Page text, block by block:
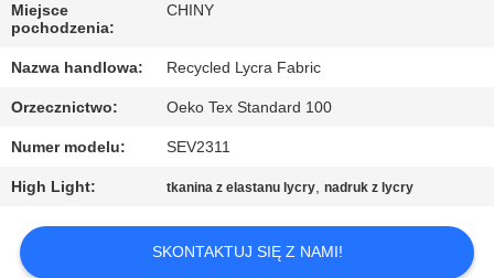
KONTROLA
SKONTAKTUJ
SIĘ
NAMI
Miejsce
pochodzenia:
CHINY
Nazwa handlowa: Recycled Lycra Fabric
Orzecznictwo: Oeko Tex Standard 100
Numer modelu: SEV2311
High Light: tkanina z elastanu lycry,nadruk z lycry
SKONTAKTUJ SIĘ Z NAMI!